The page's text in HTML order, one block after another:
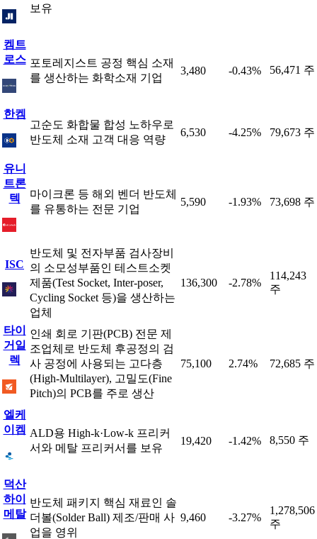
보유
켐트
로스 포토레지스트 공정 핵심 소재
를 생산하는 화학소재 기업
3,480 -0.43% 56,471 주
한켐
고순도 화합물 합성 노하우로
반도체 소재 고객 대응 역량
6,530 -4.25% 79,673 주
유니
트론
텍
마이크론 등 해외 벤더 반도체
를 유통하는 전문 기업
5,590 -1.93% 73,698 주
ISC
반도체 및 전자부품 검사장비
의 소모성부품인 테스트소켓
제품(Test Socket, Inter-poser,
Cycling Socket 등)을 생산하는
업체
136,300 -2.78%
114,243
주
타이
거일
렉
인쇄 회로 기판(PCB) 전문 제
조업체로 반도체 후공정의 검
사 공정에 사용되는 고다층
(High-Multilayer), 고밀도(Fine
Pitch)의 PCB를 주로 생산
75,100 2.74% 72,685 주
엘케
이켐 ALD용 High-k·Low-k 프리커
서와 메탈 프리커서를 보유
19,420 -1.42% 8,550 주
덕산
하이
메탈
반도체 패키지 핵심 재료인 솔
더볼(Solder Ball) 제조/판매 사
업을 영위
9,460 -3.27%
1,278,506
주